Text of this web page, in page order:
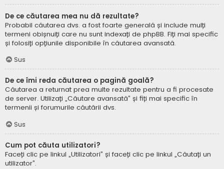
De ce căutarea mea nu dă rezultate?
Probabil căutarea dvs. a fost foarte generală și include mulți
termeni obișnuiți care nu sunt indexați de phpBB. Fiți mai specific
și folosiți opțiunile disponibile în căutarea avansată.
Sus
De ce îmi reda căutarea o pagină goală?
Căutarea a returnat prea multe rezultate pentru a fi procesate
de server. Utilizați „Căutare avansată” și fiți mai specific în
termenii și forumurile căutării dvs.
Sus
Cum pot căuta utilizatori?
Faceți clic pe linkul „Utilizatori” și faceți clic pe linkul „Căutați un
utilizator”.